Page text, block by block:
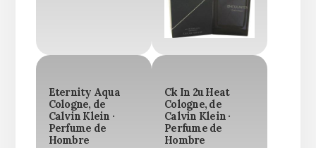
Eternity Aqua
Cologne, de
Calvin Klein ·
Perfume de
Hombre
Ck In 2u Heat
Cologne, de
Calvin Klein ·
Perfume de
Hombre